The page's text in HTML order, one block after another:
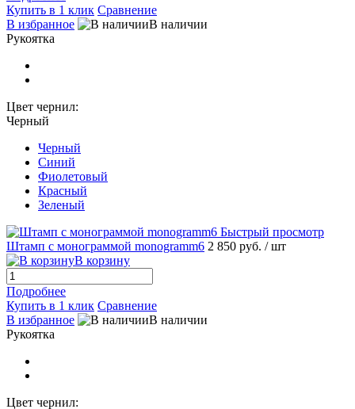
Купить в 1 клик Сравнение
В избранное
В наличии
Рукоятка
Цвет чернил:
Черный
Черный
Синий
Фиолетовый
Красный
Зеленый
Быстрый просмотр
Штамп с монограммой monogramm6 2 850 руб. / шт
В корзину
Подробнее
Купить в 1 клик Сравнение
В избранное
В наличии
Рукоятка
Цвет чернил: